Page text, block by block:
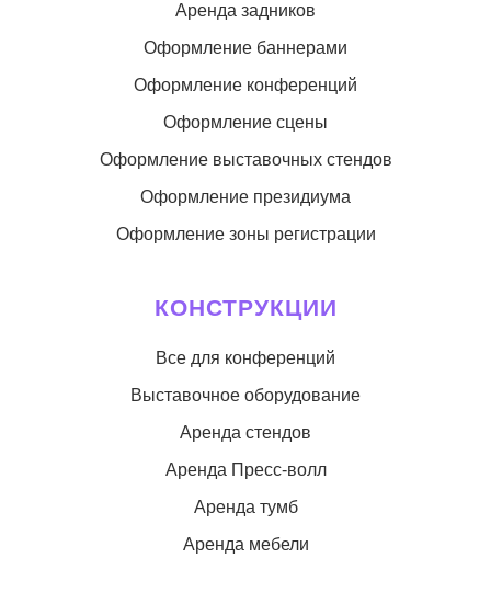
Аренда задников
Оформление баннерами
Оформление конференций
Оформление сцены
Оформление выставочных стендов
Оформление президиума
Оформление зоны регистрации
КОНСТРУКЦИИ
Все для конференций
Выставочное оборудование
Аренда стендов
Аренда Пресс-волл
Аренда тумб
Аренда мебели